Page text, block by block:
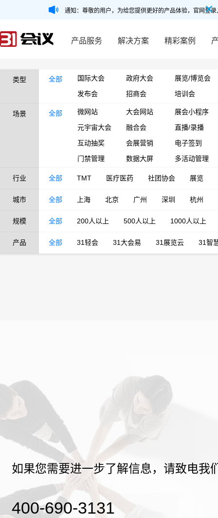
通知：尊敬的用户，为给您提供更好的产品体验，官网登
产品服务 解决方案 精彩案例
类型 全部 国际大会 政府大会
展览/博览会
发布会
招商会 培训会
场景 全部 微网站 大会网站
展会小程序
元宇宙大会
融合会
直播/录播
互动抽奖
会展营销
电子签到
门禁管理
数据大屏 多活动管理
行业 全部 TMT 医疗医药 社团协会 展览
城市 全部 上海 北京 广州 深圳 杭州
规模 全部 200人以上 500人以上 1000人以上
产品 全部 31轻会 31大会易 31展览云 31智
如果您需要进一步了解信息，请致电我
400-690-3131